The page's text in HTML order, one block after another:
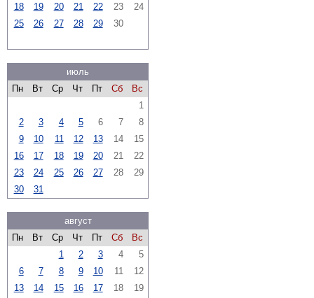
18
19 20 21 22 23
24
25
26 27 28 29 30
июль
Пн
Вт Ср Чт Пт Сб
Вс
1
2
3 4 5 6 7
8
9
10 11 12 13 14
15
16
17 18 19 20 21
22
23
24 25 26 27 28
29
30
31
август
Пн
Вт Ср Чт Пт Сб
Вс
1
2 3 4
5
6
7 8 9 10 11
12
13
14 15 16 17 18
19